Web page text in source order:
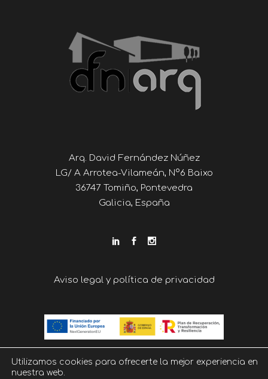
Arq. David Fernández Núñez
LG/ A Arrotea-Vilameán, Nº6 Baixo
36747 Tomiño, Pontevedra
Galicia, España
Aviso legal y política de privacidad
Utilizamos cookies para ofrecerte la mejor experiencia en
nuestra web.